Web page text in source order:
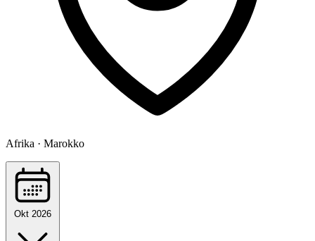
Afrika · Marokko
Okt 2026